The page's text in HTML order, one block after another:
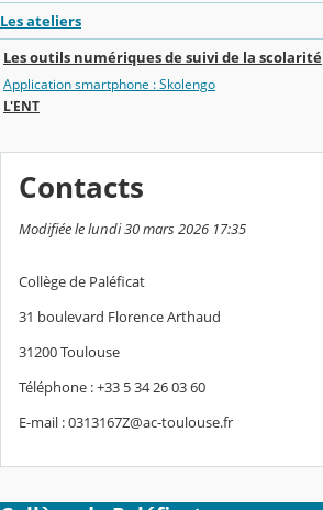
Les ateliers
Les outils numériques de suivi de la scolarité
Application smartphone : Skolengo
L'ENT
Contacts
Modifiée le lundi 30 mars 2026 17:35
Collège de Paléficat
31 boulevard Florence Arthaud
31200 Toulouse
Téléphone : +33 5 34 26 03 60
E-mail : 0313167Z@ac-toulouse.fr